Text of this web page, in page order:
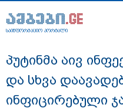
საინფორმაციო პორტალი
საინფორმაციო პორტალი
პუტინმა აივ
და სხვა
ინფიცირებული